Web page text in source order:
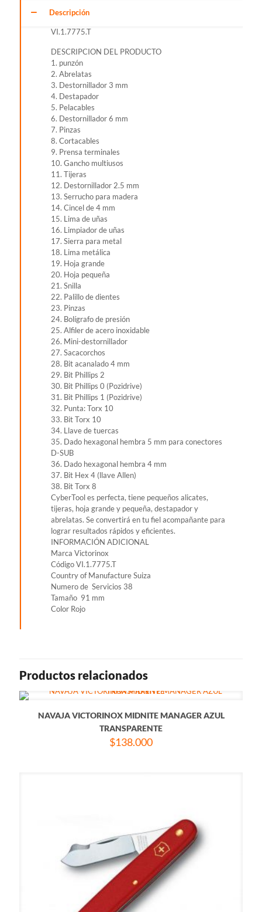
Descripción
VI.1.7775.T
DESCRIPCION DEL PRODUCTO
1. punzón
2. Abrelatas
3. Destornillador 3 mm
4. Destapador
5. Pelacables
6. Destornillador 6 mm
7. Pinzas
8. Cortacables
9. Prensa terminales
10. Gancho multiusos
11. Tijeras
12. Destornillador 2.5 mm
13. Serrucho para madera
14. Cincel de 4 mm
15. Lima de uñas
16. Limpiador de uñas
17. Sierra para metal
18. Lima metálica
19. Hoja grande
20. Hoja pequeña
21. Snilla
22. Palillo de dientes
23. Pinzas
24. Bolígrafo de presión
25. Alfiler de acero inoxidable
26. Mini-destornillador
27. Sacacorchos
28. Bit acanalado 4 mm
29. Bit Phillips 2
30. Bit Phillips 0 (Pozidrive)
31. Bit Phillips 1 (Pozidrive)
32. Punta: Torx 10
33. Bit Torx 10
34. Llave de tuercas
35. Dado hexagonal hembra 5 mm para conectores
D-SUB
36. Dado hexagonal hembra 4 mm
37. Bit Hex 4 (llave Allen)
38. Bit Torx 8
CyberTool es perfecta, tiene pequeños alicates,
tijeras, hoja grande y pequeña, destapador y
abrelatas. Se convertirá en tu fiel acompañante para
lograr resultados rápidos y eficientes.
INFORMACIÓN ADICIONAL
Marca Victorinox
Código VI.1.7775.T
Country of Manufacture Suiza
Numero de Servicios 38
Tamaño 91 mm
Color Rojo
Productos relacionados
NAVAJA VICTORINOX MIDNITE MANAGER AZUL
TRANSPARENTE
$138.000